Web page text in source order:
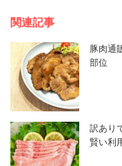
関連記事
豚肉通
部位
訳あり
賢い利